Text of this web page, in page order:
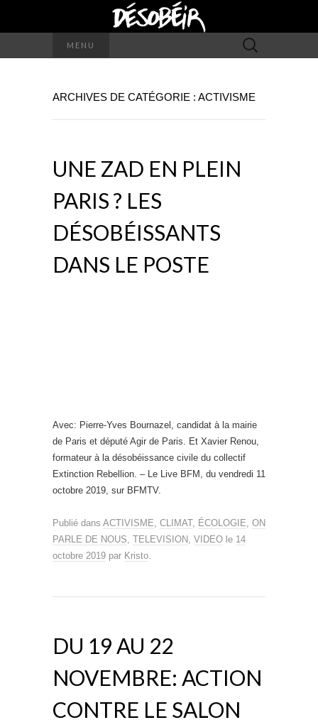
MENU Rechercher :
ARCHIVES DE CATÉGORIE : ACTIVISME
UNE ZAD EN PLEIN
PARIS ? LES
DÉSOBÉISSANTS
DANS LE POSTE
Avec: Pierre-Yves Bournazel, candidat à la mairie
de Paris et député Agir de Paris. Et Xavier Renou,
formateur à la désobéissance civile du collectif
Extinction Rebellion. – Le Live BFM, du vendredi 11
octobre 2019, sur BFMTV.
Publié dans ACTIVISME CLIMAT, ÉCOLOGIE ON
PARLE DE NOUS TELEVISION VIDEO le 14
octobre 2019 par Kristo
DU 19 AU 22
NOVEMBRE: ACTION
CONTRE LE SALON